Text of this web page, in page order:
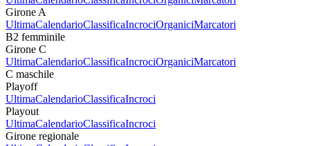
Girone A
UltimaCalendarioClassificaIncrociOrganiciMarcatori
B2 femminile
Girone C
UltimaCalendarioClassificaIncrociOrganiciMarcatori
C maschile
Playoff
UltimaCalendarioClassificaIncroci
Playout
UltimaCalendarioClassificaIncroci
Girone regionale